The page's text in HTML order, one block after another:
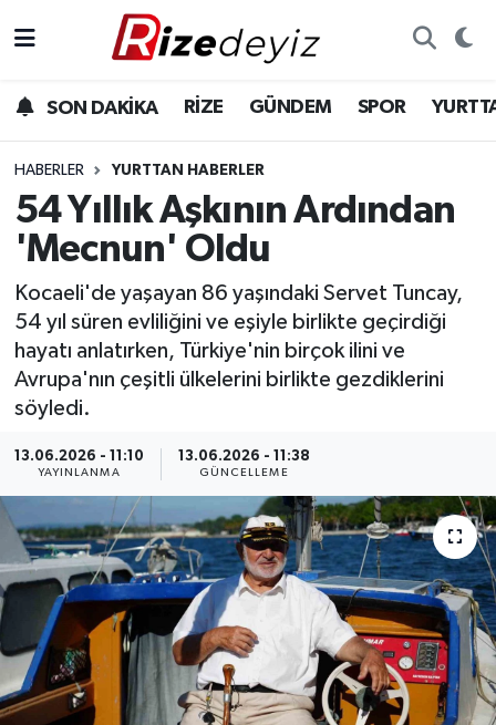
SON DAKİKA RİZE GÜNDEM SPOR
HABERLER YURTTAN HABERLER
54 Yıllık Aşkının Ardından
'Mecnun' Oldu
Kocaeli'de yaşayan 86 yaşındaki Servet Tuncay,
54 yıl süren evliliğini ve eşiyle birlikte geçirdiği
hayatı anlatırken, Türkiye'nin birçok ilini ve
Avrupa'nın çeşitli ülkelerini birlikte gezdiklerini
söyledi.
13.06.2026 - 11:10
YAYINLANMA
13.06.2026 - 11:38
GÜNCELLEME
Gündem
Yurttan Haberler
Ekonomi
Teknoloji
Rize Hava Durumu
Rize Trafik Yoğunluk Haritası
Süper Lig Puan Durumu ve Fikstür
Tüm Manşetler
Son Dakika Haberleri